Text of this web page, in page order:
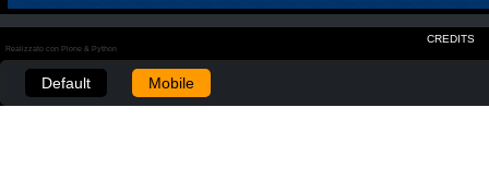
CREDITS
Realizzato con Plone & Python
Default Mobile